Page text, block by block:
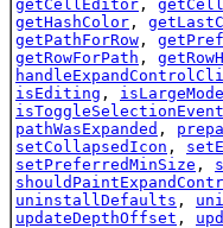
getCellEditor ,
getHashColor ,
getPathForRow ,
getRowForPath ,
isEditing ,
isToggleSelectionEvent
pathWasExpanded ,
setCollapsedIcon ,
setPreferredMinSize ,
uninstallDefaults ,
updateDepthOffset ,